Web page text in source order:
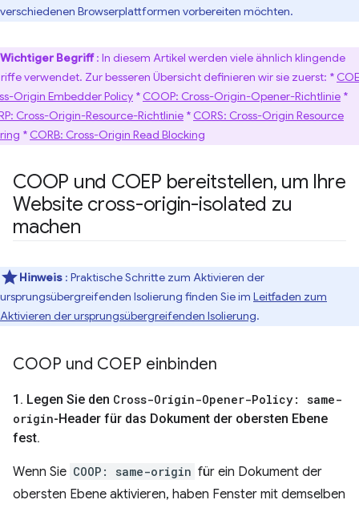
verschiedenen Browserplattformen vorbereiten möchten.
Wichtiger Begriff: In diesem Artikel werden viele ähnlich klingende
verwendet. Zur besseren Übersicht definieren wir sie zuerst: *
Origin Embedder Policy * COOP: Cross-Origin-Opener-Richtlinie *
Cross-Origin-Resource-Richtlinie * CORS: Cross-Origin Resource
* CORB: Cross-Origin Read Blocking
COOP und COEP bereitstellen, um Ihre
Website cross-origin-isolated zu
machen
Hinweis : Praktische Schritte zum Aktivieren der
ursprungsübergreifenden Isolierung finden Sie im Leitfaden zum
Aktivieren der ursprungsübergreifenden Isolierung.
COOP und COEP einbinden
1 . Legen Sie den Cross-Origin-Opener-Policy: same-
origin-Header für das Dokument der obersten Ebene
fest.
Wenn Sie COOP: same-origin für ein Dokument der
obersten Ebene aktivieren, haben Fenster mit demselben